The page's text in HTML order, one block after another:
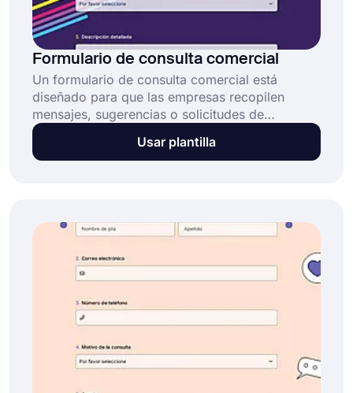
Formulario de consulta comercial
Un formulario de consulta comercial está
diseñado para que las empresas recopilen
mensajes, sugerencias o solicitudes de
asociación de clientes potenciales u
organizaciones. Los campos de este formulario
Usar plantilla